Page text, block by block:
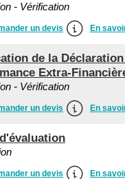
- Vérification
un devis En
de la
Extra-
- Vérification
un devis En
un devis En